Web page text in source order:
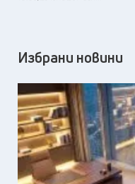
Избрани новини